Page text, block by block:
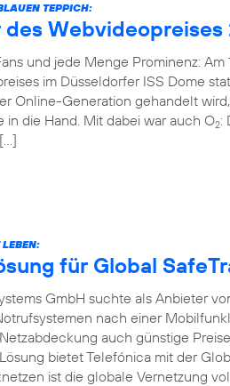
TEPPICH:
des Webvideopreises
und jede Menge Prominenz: Am
im Düsseldorfer ISS Dome
Online-Generation gehandelt
in die Hand. Mit dabei war auch O2:
LEBEN:
für Global
GmbH suchte als Anbieter
nach einer
auch günstige
bietet Telefónica mit der
ist die globale Vernetzung